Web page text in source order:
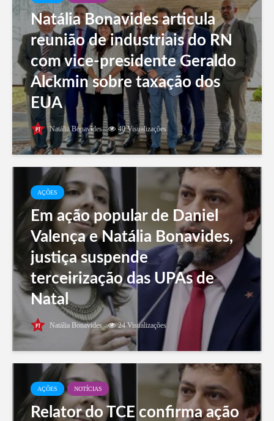
Natália Bonavides articula
reunião de industriais do RN
com vice-presidente Geraldo
Alckmin sobre taxação dos
EUA
Natália Bonavides 40 Visualizações
AÇÕES
Em ação popular de Daniel
Valença e Natália Bonavides,
justiça suspende
terceirização das UPAs de
Natal
Natália Bonavides 24 Visualizações
AÇÕES NOTÍCIAS
Relator do TCE confirma ação